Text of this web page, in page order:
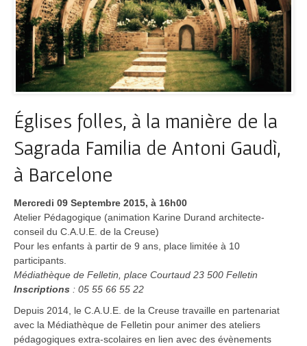
Églises folles, à la manière de la
Sagrada Familia de Antoni Gaudì,
à Barcelone
Mercredi 09 Septembre 2015, à 16h00
Atelier Pédagogique (animation Karine Durand architecte-
conseil du C.A.U.E. de la Creuse)
Pour les enfants à partir de 9 ans, place limitée à 10
participants.
Médiathèque de Felletin, place Courtaud 23 500 Felletin
Inscriptions : 05 55 66 55 22
Depuis 2014, le C.A.U.E. de la Creuse travaille en partenariat
avec la Médiathèque de Felletin pour animer des ateliers
pédagogiques extra-scolaires en lien avec des évènements